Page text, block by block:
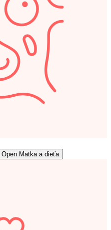
Open Matka a dieťa